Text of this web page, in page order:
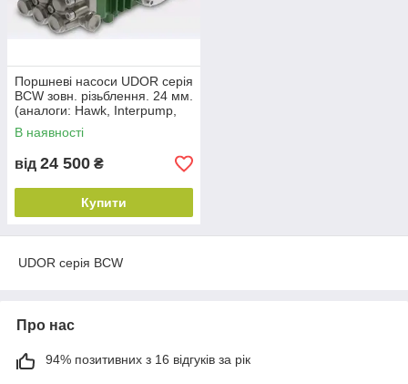
Поршневі насоси UDOR серія
BCW зовн. різьблення. 24 мм.
(аналоги: Hawk, Interpump,
Annovi Reverberi)
В наявності
від 24 500 ₴
Купити
UDOR серія BCW
Про нас
94% позитивних з 16 відгуків за рік